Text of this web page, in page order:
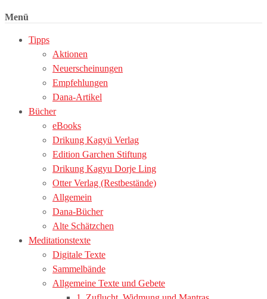
Menü
Tipps
Aktionen
Neuerscheinungen
Empfehlungen
Dana-Artikel
Bücher
eBooks
Drikung Kagyü Verlag
Edition Garchen Stiftung
Drikung Kagyu Dorje Ling
Otter Verlag (Restbestände)
Allgemein
Dana-Bücher
Alte Schätzchen
Meditationstexte
Digitale Texte
Sammelbände
Allgemeine Texte und Gebete